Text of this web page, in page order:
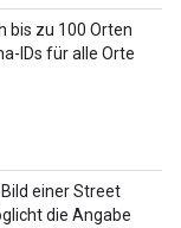
bis zu 100 Orten
IDs für alle Orte
einer Street
die Angabe